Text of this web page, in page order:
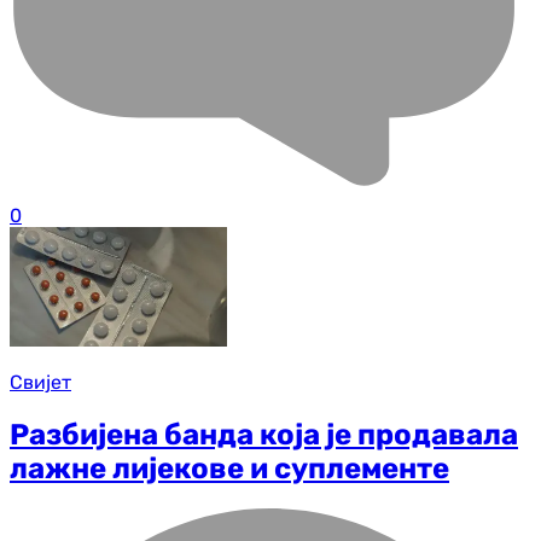
0
Свијет
Разбијена банда која је продавала
лажне лијекове и суплементе